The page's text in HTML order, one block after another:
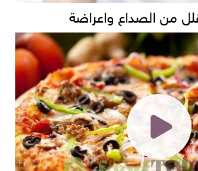
من الصداع واعراضة